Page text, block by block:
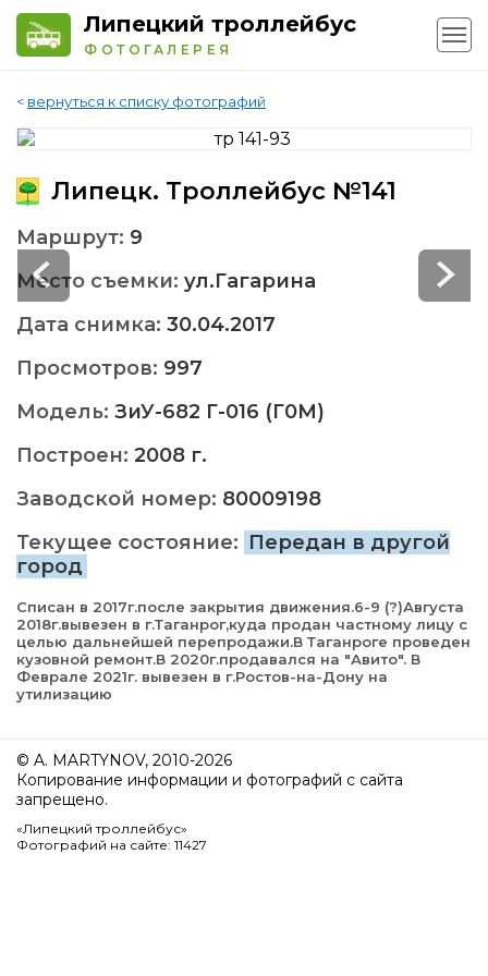
Липецкий троллейбус
ФОТОГАЛЕРЕЯ
< вернуться к списку фотографий
Липецк. Троллейбус №141
Маршрут: 9
Место съемки: ул.Гагарина
Дата снимка: 30.04.2017
Просмотров: 997
Модель: ЗиУ-682 Г-016 (Г0М)
Построен: 2008 г.
Заводской номер: 80009198
Текущее состояние: Передан в другой
город
Списан в 2017г.после закрытия движения.6-9 (?)Августа
2018г.вывезен в г.Таганрог,куда продан частному лицу с
целью дальнейшей перепродажи.В Таганроге проведен
кузовной ремонт.В 2020г.продавался на "Авито". В
Феврале 2021г. вывезен в г.Ростов-на-Дону на
утилизацию
© A. MARTYNOV, 2010-2026
Копирование информации и фотографий с сайта
запрещено.
«Липецкий троллейбус»
Фотографий на сайте: 11427